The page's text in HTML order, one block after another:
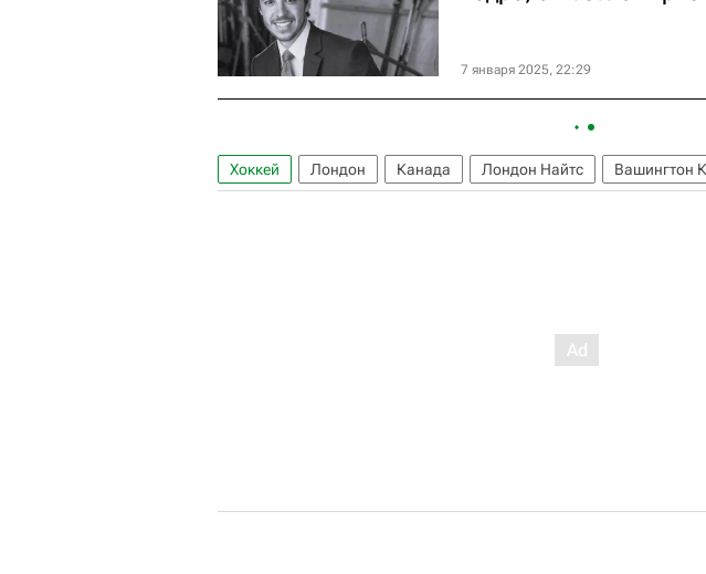
7 января 2025, 22:29
Хоккей Лондон Канада Лондон Найтс Вашингтон